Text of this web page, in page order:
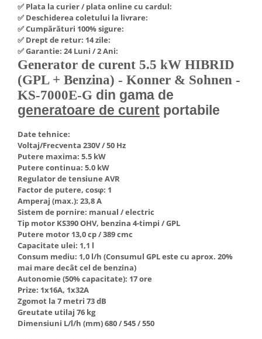
Masini de taiat placi ceramice /
gresie / faianta / parchet
Masini de canelat
Menghine
Motoare termice
Motoare electrice
Nivela de masurat
Pistoale de impact electrice si
pneumatice
Pistoale de vopsit
Prelungitoare
Polizoare electrice de banc si
unghiulare
Rindele si freze pentru lemn
Redresoare auto - roboti de
pornire
Suflante cu aer cald
Scari metalice
Strungurii
Espressoare, cafetiere si rasnite
Fiare de calcat / Mese pentru
calcat
Forme de prajituri
Hote
Hote Decorative
Hote Telescopice
Hote Incorporabile
Hote Country
Hote Insula
Hote Cupolare
Accesorii, consumabile hote
Masini de tocat carne
Masini de carnati ( CARNATARI )
Masini de spalat vase
Masini de spalat vase incorporabile
Masini de spalat vase
independente
Masini de spalat rufe
✅ Plata la curier / plata online cu cardul:
✅ Deschiderea coletului la livrare:
✅ Cumpărături 100% sigure:
✅ Drept de retur: 14 zile:
✅ Garantie: 24 Luni / 2 Ani:
Generator de curent 5.5 kW HIBRID
(GPL + Benzina) - Konner & Sohnen -
KS-7000E-G din gama de
generatoare de curent portabile
Date tehnice:
Voltaj/Frecventa 230V / 50 Hz
Putere maxima: 5.5 kW
Putere continua: 5.0 kW
Regulator de tensiune AVR
Factor de putere, cosφ: 1
Amperaj (max.): 23,8 A
Sistem de pornire: manual / electric
Tip motor KS390 OHV, benzina 4-timpi / GPL
Putere motor 13,0 cp / 389 cmc
Capacitate ulei: 1,1 l
Consum mediu: 1,0 l/h (Consumul GPL este cu aprox. 20%
mai mare decât cel de benzina)
Autonomie (50% capacitate): 17 ore
Prize: 1x16A, 1x32A
Zgomot la 7 metri 73 dB
Greutate utilaj 76 kg
Dimensiuni L/l/h (mm) 680 / 545 / 550